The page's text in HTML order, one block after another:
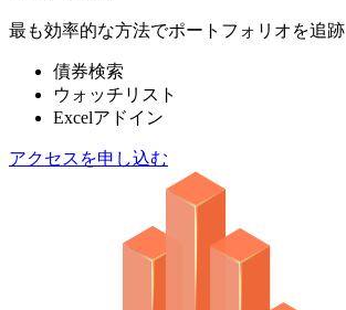
最も効率的な方法でポートフォリオを追跡
債券検索
ウォッチリスト
Excelアドイン
アクセスを申し込む